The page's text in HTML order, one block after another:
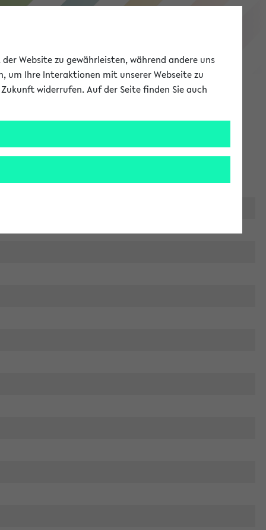
eKVV
Website zu gewährleisten, während andere uns
um Ihre Interaktionen mit unserer Webseite zu
widerrufen. Auf der Seite finden Sie auch